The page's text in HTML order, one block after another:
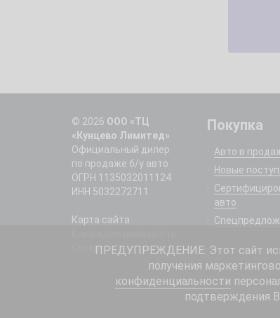
© 2026 ООО «ТЦ
«Кунцево Лимитед»
Официальный дилер
по продаже б/у авто
ОГРН 1135032011124
ИНН 5032272711
Карта сайта
Cookie
Покупка
Авто в
Новые
авто
ПРЕДУПРЕЖДЕНИЕ: Этот сайт
получения
конфиденциальности
подтверждения